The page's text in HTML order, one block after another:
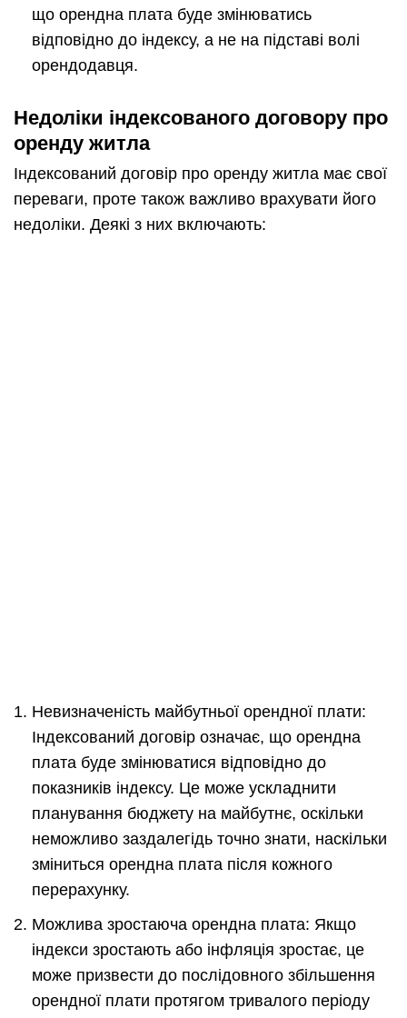
що орендна плата буде змінюватись
відповідно до індексу, а не на підставі волі
орендодавця.
Недоліки індексованого договору про
оренду житла
Індексований договір про оренду житла має свої
переваги, проте також важливо врахувати його
недоліки. Деякі з них включають:
Невизначеність майбутньої орендної плати:
Індексований договір означає, що орендна
плата буде змінюватися відповідно до
показників індексу. Це може ускладнити
планування бюджету на майбутнє, оскільки
неможливо заздалегідь точно знати, наскільки
зміниться орендна плата після кожного
перерахунку.
Можлива зростаюча орендна плата: Якщо
індекси зростають або інфляція зростає, це
може призвести до послідовного збільшення
орендної плати протягом тривалого періоду